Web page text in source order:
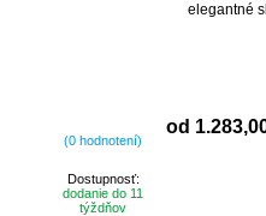
elegantné
(0 hodnotení)
Dostupnosť:
dodanie do 11
týždňov
od